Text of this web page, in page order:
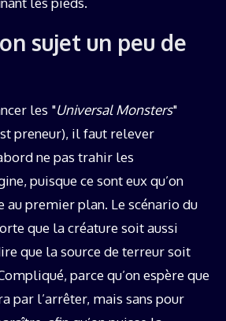
les "Universal Monsters"
preneur), il faut relever
ne pas trahir les
puisque ce sont eux qu’on
au premier plan. Le scénario du
que la créature soit aussi
que la source de terreur soit
parce qu’on espère que
par l’arrêter, mais sans pour